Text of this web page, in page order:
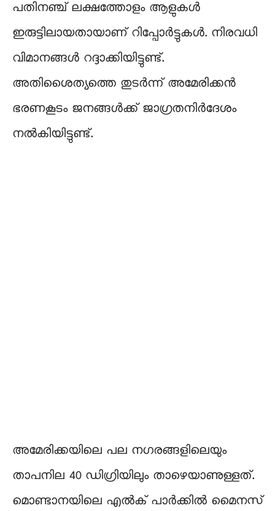
പതിനഞ്ച് ലക്ഷത്തോളം ആളുകൾ
ഇരുട്ടിലായതായാണ് റിപ്പോർട്ടുകൾ. നിരവധി
വിമാനങ്ങൾ റദ്ദാക്കിയിട്ടുണ്ട്.
അതിശൈത്യത്തെ തുടർന്ന് അമേരിക്കൻ
ഭരണകൂടം ജനങ്ങൾക്ക്‌ ജാഗ്രതനിർദേശം
നൽകിയിട്ടുണ്ട്.
അമേരിക്കയിലെ പല നഗരങ്ങളിലെയും
താപനില 40 ഡിഗ്രിയിലും താഴെയാണുള്ളത്.
മൊണ്ടാനയിലെ എൽക് പാർക്കിൽ മൈനസ്